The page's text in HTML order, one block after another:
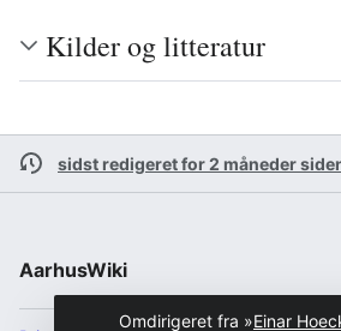
Kilder og litteratur
sidst redigeret for 2 måneder
AarhusWiki
Omdirigeret fra »Einar